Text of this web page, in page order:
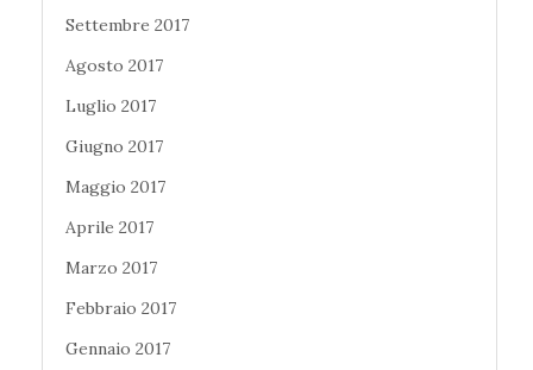
Settembre 2017
Agosto 2017
Luglio 2017
Giugno 2017
Maggio 2017
Aprile 2017
Marzo 2017
Febbraio 2017
Gennaio 2017